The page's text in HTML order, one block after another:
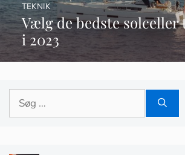
Vælg de bedste
i 2023
TEKNIK
Søg
efter: